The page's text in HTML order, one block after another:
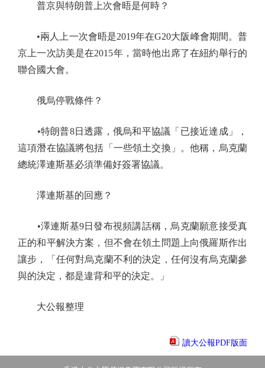
普京與特朗普上次會晤是何時？
•兩人上一次會晤是2019年在G20大阪峰會期間。普
京上一次訪美是在2015年，當時他出席了在紐約舉行的
聯合國大會。
俄烏停戰條件？
•特朗普8日透露，俄烏和平協議「已接近達成」，
這項潛在協議將包括「一些領土交換」。他稱，烏克蘭
總統澤連斯基必須準備好簽署協議。
澤連斯基的回應？
•澤連斯基9日發布視頻講話稱，烏克蘭願意接受真
正的和平解決方案，但不會在領土問題上向俄羅斯作出
讓步，「任何對烏克蘭不利的決定，任何沒有烏克蘭參
與的決定，都是違背和平的決定。」
大公報整理
讀大公報PDF版面